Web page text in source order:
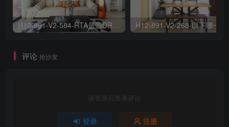
H12-891-V2-584-RTA是源DR路由器 ,RTB是RP路由器，组播源向 RTA发送组播数据 ,但RTB上看不到通过 PIM REGISTER报文向其注册的组播源 SOURCE,则可能的原因有
评论 抢沙发
请登录后发表评论
登录 注册